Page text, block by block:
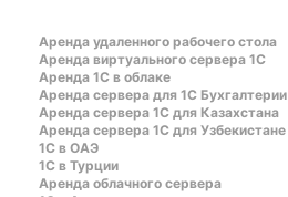
Аренда удаленного рабочего стола
Аренда виртуального сервера 1С
Аренда 1С в облаке
Аренда сервера для 1С Бухгалтерии
Аренда сервера 1С для Казахстана
Аренда сервера 1С для Узбекистане
1C в ОАЭ
1C в Турции
Аренда облачного сервера